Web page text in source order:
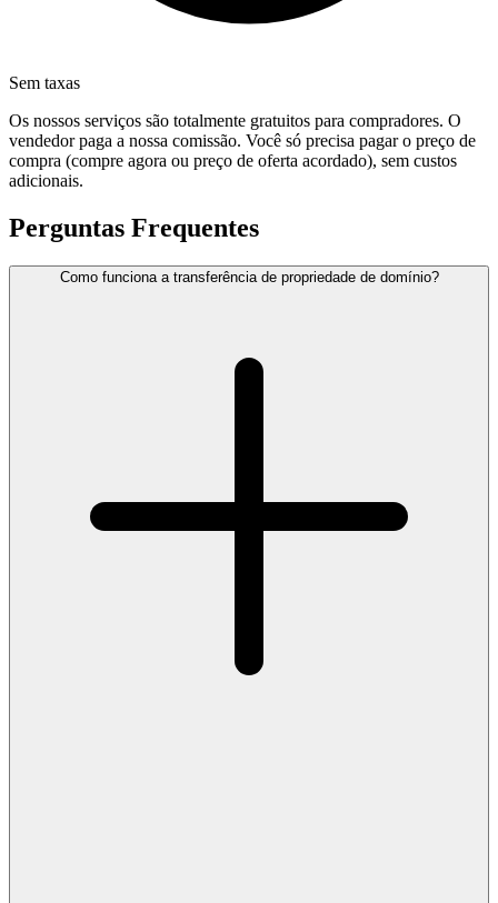
Sem taxas
Os nossos serviços são totalmente gratuitos para compradores. O
vendedor paga a nossa comissão. Você só precisa pagar o preço de
compra (compre agora ou preço de oferta acordado), sem custos
adicionais.
Perguntas Frequentes
Como funciona a transferência de propriedade de domínio?